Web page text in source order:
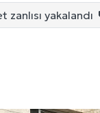
yakalandı